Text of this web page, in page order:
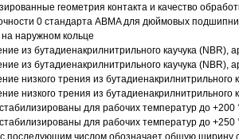
геометрия контакта и качество
0 стандарта ABMA для дюймовых
наружном кольце
из бутадиенакрилнитрильного каучука
из бутадиенакрилнитрильного каучука
низкого трения из
низкого трения из
для рабочих температур до +200
для рабочих температур до +250
с последующим числом обозначает общую